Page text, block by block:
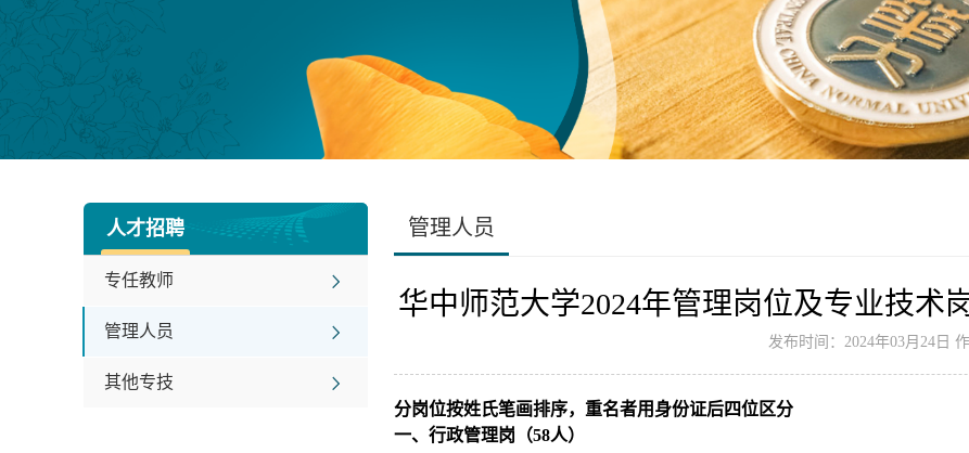
人才招聘
专任教师
管理人员
其他专技
管理人员
华中师范大学2024年管理岗位及专业技术
发布时间：2024年03月24日 作
分岗位按姓氏笔画排序，重名者用身份证后四位区分
一、 行政管理岗（58人）